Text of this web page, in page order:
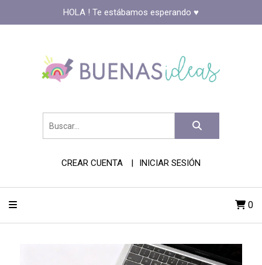
HOLA ! Te estábamos esperando ♥️
CREAR CUENTA INICIAR SESIÓN
0